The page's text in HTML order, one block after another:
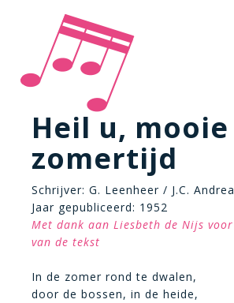
Heil u, mooie
zomertijd
Schrijver: G. Leenheer / J.C.
Jaar gepubliceerd: 1952
Met dank aan Liesbeth de Nijs
van de tekst
In de zomer rond te dwalen,
door de bossen, in de heide,